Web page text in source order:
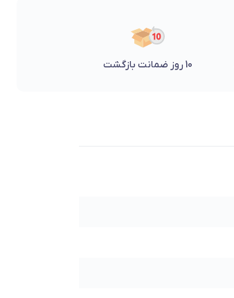
10 روز ضمانت بازگشت